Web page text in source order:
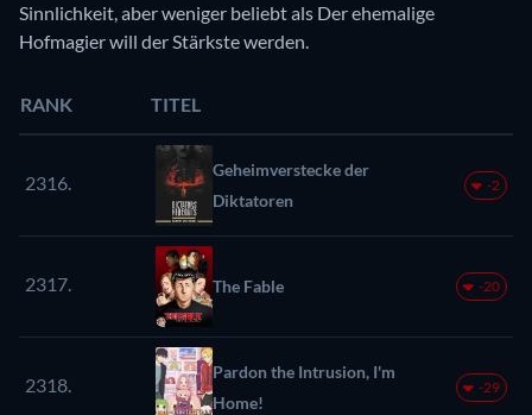
Sinnlichkeit, aber weniger beliebt als Der ehemalige
Hofmagier will der Stärkste werden.
RANK TITEL
2316.
Geheimverstecke der
Diktatoren
-2
2317. The Fable -20
2318.
Pardon the Intrusion, I'm
Home!
-29